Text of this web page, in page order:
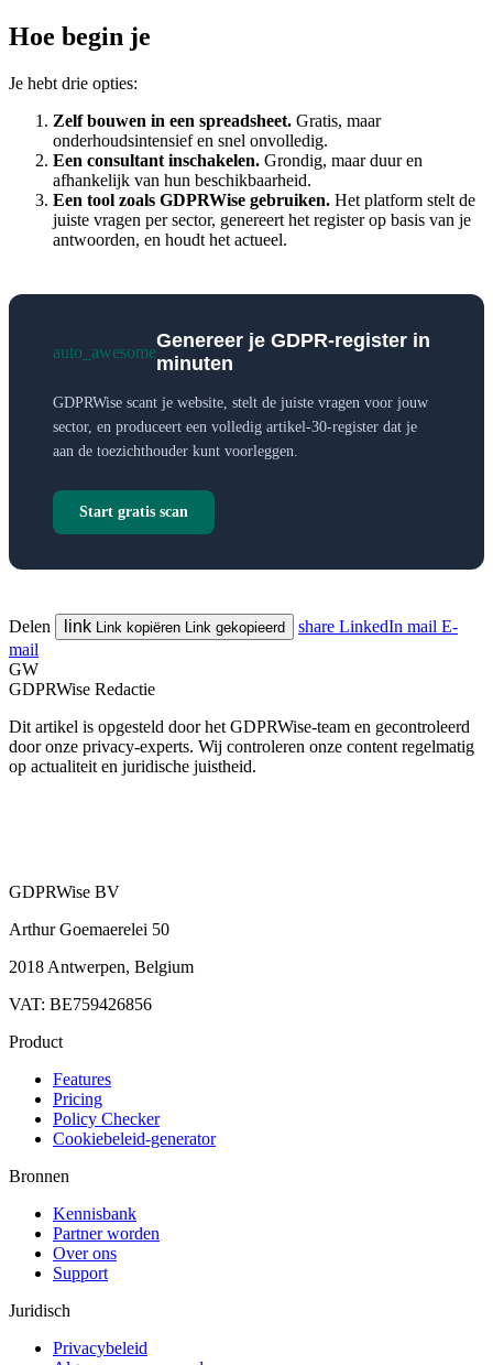
Hoe begin je
Je hebt drie opties:
Zelf bouwen in een spreadsheet. Gratis, maar
onderhoudsintensief en snel onvolledig.
Een consultant inschakelen. Grondig, maar duur en
afhankelijk van hun beschikbaarheid.
Een tool zoals GDPRWise gebruiken. Het platform stelt de
juiste vragen per sector, genereert het register op basis van je
antwoorden, en houdt het actueel.
auto_awesome
Genereer je GDPR-register in
minuten
GDPRWise scant je website, stelt de juiste vragen voor jouw
sector, en produceert een volledig artikel-30-register dat je
aan de toezichthouder kunt voorleggen.
Start gratis scan
Delen link Link kopiëren Link gekopieerd share LinkedIn mail E-
mail
GW
GDPRWise Redactie
Dit artikel is opgesteld door het GDPRWise-team en gecontroleerd
door onze privacy-experts. Wij controleren onze content regelmatig
op actualiteit en juridische juistheid.
GDPRWise BV
Arthur Goemaerelei 50
2018 Antwerpen, Belgium
VAT: BE759426856
Product
Features
Pricing
Policy Checker
Cookiebeleid-generator
Bronnen
Kennisbank
Partner worden
Over ons
Support
Juridisch
Privacybeleid